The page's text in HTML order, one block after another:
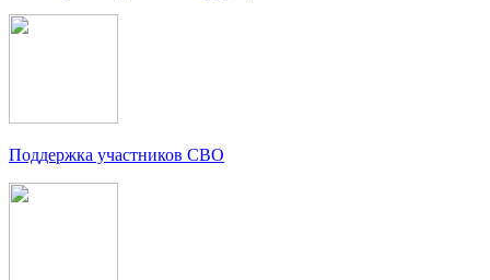
Поддержка участников СВО